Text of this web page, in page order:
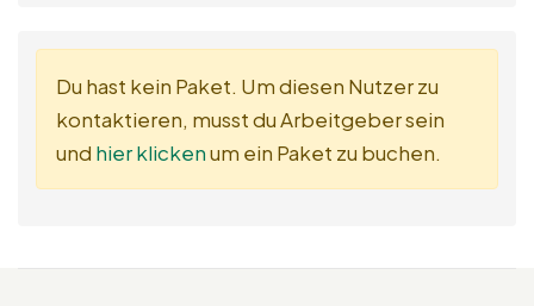
Du hast kein Paket. Um diesen Nutzer zu
kontaktieren, musst du Arbeitgeber sein
und hier klickenum ein Paket zu buchen.